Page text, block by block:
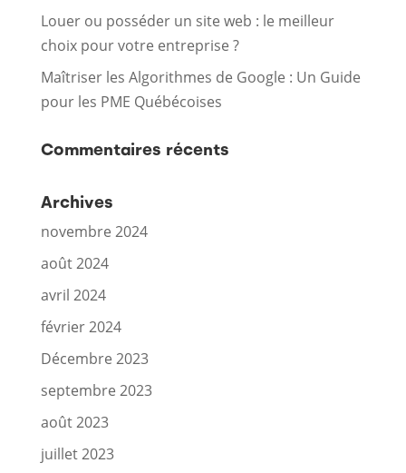
Louer ou posséder un site web : le meilleur
choix pour votre entreprise ?
Maîtriser les Algorithmes de Google : Un Guide
pour les PME Québécoises
Commentaires récents
Archives
novembre 2024
août 2024
avril 2024
février 2024
Décembre 2023
septembre 2023
août 2023
juillet 2023